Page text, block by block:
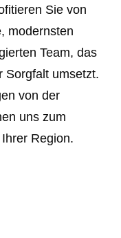
Sie von
modernsten
Team, das
Sorgfalt umsetzt.
von der
uns zum
Region.